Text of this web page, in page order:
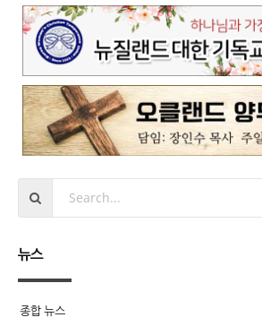
뉴스
종합 뉴스